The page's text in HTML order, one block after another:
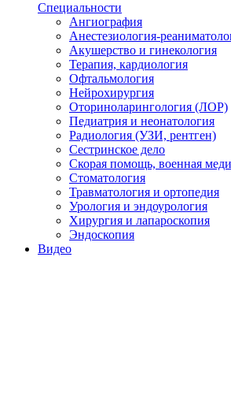
Специальности
Ангиография
Анестезиология-
Акушерство и гинекология
Терапия, кардиология
Офтальмология
Нейрохирургия
Оториноларингология (ЛОР)
Педиатрия и неонатология
Радиология (УЗИ, рентген)
Сестринское дело
Скорая помощь, военная
Стоматология
Травматология и ортопедия
Урология и эндоурология
Хирургия и лапароскопия
Эндоскопия
Видео